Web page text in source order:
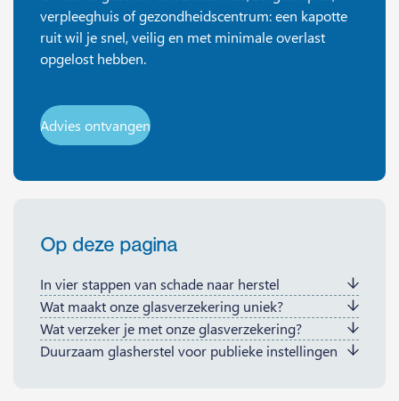
verpleeghuis of gezondheidscentrum: een kapotte
ruit wil je snel, veilig en met minimale overlast
opgelost hebben.
Advies ontvangen
Op deze pagina
In vier stappen van schade naar herstel
Wat maakt onze glasverzekering uniek?
Wat verzeker je met onze glasverzekering?
Duurzaam glasherstel voor publieke instellingen